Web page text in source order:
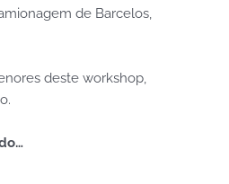
de Barcelos,
deste workshop,